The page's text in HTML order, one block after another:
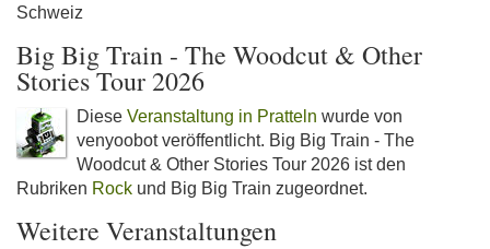
Schweiz
Big Big Train - The Woodcut & Other
Stories Tour 2026
Diese Veranstaltung in Pratteln wurde von
venyoobot veröffentlicht. Big Big Train - The
Woodcut & Other Stories Tour 2026 ist den
Rubriken Rock und Big Big Train zugeordnet.
Weitere Veranstaltungen